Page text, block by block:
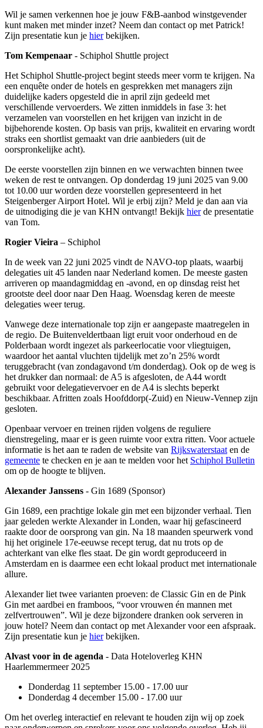
Wil je samen verkennen hoe je jouw F&B-aanbod winstgevender
kunt maken met minder inzet? Neem dan contact op met Patrick!
Zijn presentatie kun je hierbekijken.
Tom Kempenaar - Schiphol Shuttle project
Het Schiphol Shuttle-project begint steeds meer vorm te krijgen. Na
een enquête onder de hotels en gesprekken met managers zijn
duidelijke kaders opgesteld die in april zijn gedeeld met
verschillende vervoerders. We zitten inmiddels in fase 3: het
verzamelen van voorstellen en het krijgen van inzicht in de
bijbehorende kosten. Op basis van prijs, kwaliteit en ervaring wordt
straks een shortlist gemaakt van drie aanbieders (uit de
oorspronkelijke acht).
De eerste voorstellen zijn binnen en we verwachten binnen twee
weken de rest te ontvangen. Op donderdag 19 juni 2025 van 9.00
tot 10.00 uur worden deze voorstellen gepresenteerd in het
Steigenberger Airport Hotel. Wil je erbij zijn? Meld je dan aan via
de uitnodiging die je van KHN ontvangt! Bekijk hierde presentatie
van Tom.
Rogier Vieira – Schiphol
In de week van 22 juni 2025 vindt de NAVO-top plaats, waarbij
delegaties uit 45 landen naar Nederland komen. De meeste gasten
arriveren op maandagmiddag en -avond, en op dinsdag reist het
grootste deel door naar Den Haag. Woensdag keren de meeste
delegaties weer terug.
Vanwege deze internationale top zijn er aangepaste maatregelen in
de regio. De Buitenveldertbaan ligt eruit voor onderhoud en de
Polderbaan wordt ingezet als parkeerlocatie voor vliegtuigen,
waardoor het aantal vluchten tijdelijk met zo’n 25% wordt
teruggebracht (van zondagavond t/m donderdag). Ook op de weg is
het drukker dan normaal: de A5 is afgesloten, de A44 wordt
gebruikt voor delegatievervoer en de A4 is slechts beperkt
beschikbaar. Afritten zoals Hoofddorp(-Zuid) en Nieuw-Vennep zijn
gesloten.
Openbaar vervoer en treinen rijden volgens de reguliere
dienstregeling, maar er is geen ruimte voor extra ritten. Voor actuele
informatie is het aan te raden de website van Rijkswaterstaat en de
gemeente te checken en je aan te melden voor het Schiphol Bulletin
om op de hoogte te blijven.
Alexander Janssens - Gin 1689 (Sponsor)
Gin 1689, een prachtige lokale gin met een bijzonder verhaal. Tien
jaar geleden werkte Alexander in Londen, waar hij gefascineerd
raakte door de oorsprong van gin. Na 18 maanden speurwerk vond
hij het originele 17e-eeuwse recept terug, dat nu trots op de
achterkant van elke fles staat. De gin wordt geproduceerd in
Amsterdam en is daarmee een echt lokaal product met internationale
allure.
Alexander liet twee varianten proeven: de Classic Gin en de Pink
Gin met aardbei en framboos, “voor vrouwen én mannen met
zelfvertrouwen”. Wil je deze bijzondere dranken ook serveren in
jouw hotel? Neem dan contact op met Alexander voor een afspraak.
Zijn presentatie kun je hierbekijken.
Alvast voor in de agenda - Data Hoteloverleg KHN
Haarlemmermeer 2025
Donderdag 11 september 15.00 - 17.00 uur
Donderdag 4 december 15.00 - 17.00 uur
Om het overleg interactief en relevant te houden zijn wij op zoek